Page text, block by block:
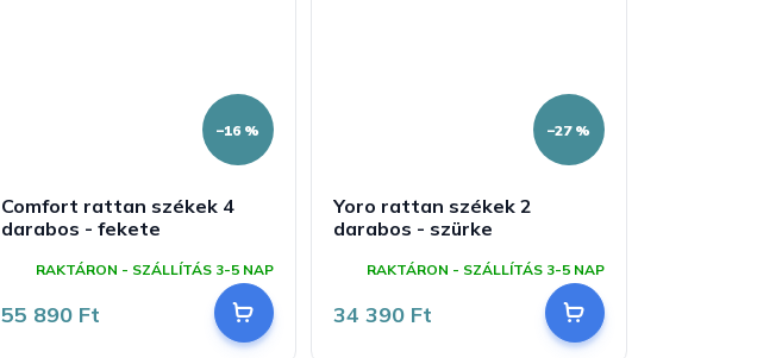
–16 %
Comfort rattan székek 4
darabos - fekete
RAKTÁRON - SZÁLLÍTÁS 3-5 NAP
55 890 Ft
–27 %
Yoro rattan székek 2
darabos - szürke
RAKTÁRON - SZÁLLÍTÁS 3-5 NAP
34 390 Ft